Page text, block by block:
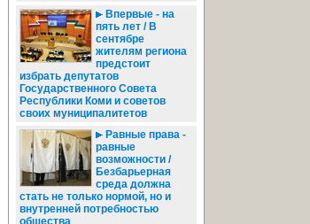
Впервые - на
пять лет / В
сентябре
жителям региона
предстоит
избрать депутатов
Государственного Совета
Республики Коми и советов
своих муниципалитетов
Равные права -
равные
возможности /
Безбарьерная
среда должна
стать не только нормой, но и
внутренней потребностью
общества